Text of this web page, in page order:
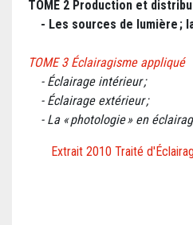
TOME 2 Production et
- Les sources de lumière ;
TOME 3 Éclairagisme appliqué
- Éclairage intérieur ;
- Éclairage extérieur ;
- La « photologie » en
Extrait 2010 Traité